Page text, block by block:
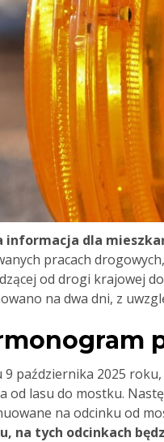
informacja dla
pracach
od drogi krajowej
na dwa dni, z
9 października 2025
od lasu do mostku.
na odcinku od
na tych odcinkach